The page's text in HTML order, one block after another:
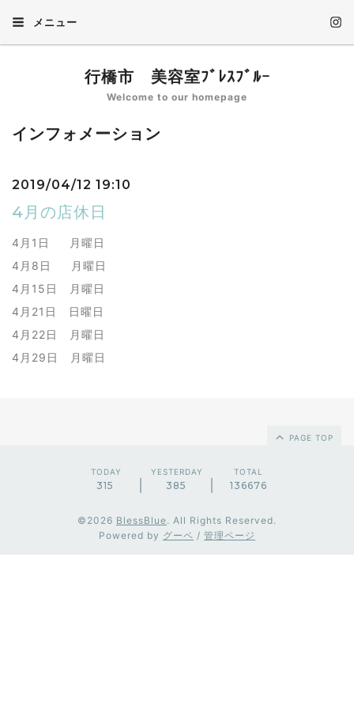
メニュー
行橋市 美容室ﾌﾞﾚｽﾌﾞﾙｰ
Welcome to our homepage
インフォメーション
2019/04/12 19:10
4月の店休日
4月1日 月曜日
4月8日 月曜日
4月15日 月曜日
4月21日 日曜日
4月22日 月曜日
4月29日 月曜日
PAGE TOP
TODAY
315
YESTERDAY
385
TOTAL
136676
©2026 BlessBlue. All Rights Reserved.
Powered by グーペ / 管理ページ